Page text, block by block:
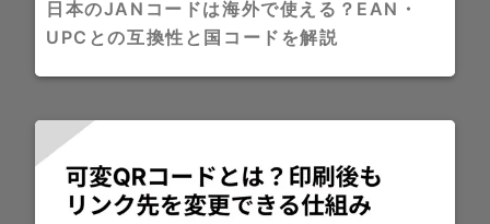
日本のJANコードは海外で使える？EAN・
UPCとの互換性と国コードを解説